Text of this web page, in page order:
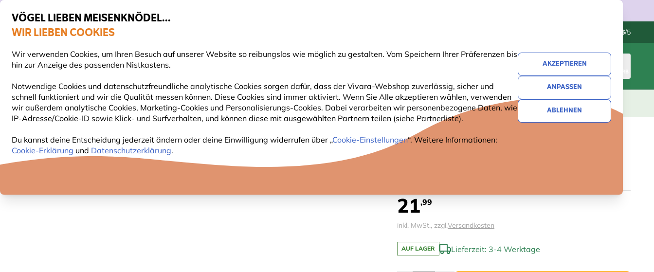
VÖGEL LIEBEN MEISENKNÖDEL...
WIR LIEBEN COOKIES
Wir verwenden Cookies, um Ihren Besuch auf unserer Website so reibungslos wie möglich zu gestalten. Vom Speichern Ihrer Präferenzen bis
hin zur Anzeige des passenden Nistkastens.
Notwendige Cookies und datenschutzfreundliche analytische Cookies sorgen dafür, dass der Vivara-Webshop zuverlässig, sicher und
schnell funktioniert und wir die Qualität messen können. Diese Cookies sind immer aktiviert. Wenn Sie Alle akzeptieren wählen, verwenden
wir außerdem analytische Cookies, Marketing-Cookies und Personalisierungs-Cookies. Dabei verarbeiten wir personenbezogene Daten, wie
IP-Adresse/Cookie-ID sowie Klick- und Surfverhalten, und können diese mit ausgewählten Partnern teilen (siehe Partnerliste).
Du kannst deine Entscheidung jederzeit ändern oder deine Einwilligung widerrufen über „Cookie-Einstellungen“. Weitere Informationen:
Cookie-Erklärung und Datenschutzerklärung.
AKZEPTIEREN
ANPASSEN
ABLEHNEN
Top-bewertet in 11 Ländern
Gratis Versand ab 65 € 4.6/5
Suche
WARENKORB
VOGELFUTTER FUTTERHÄUSER NISTKÄSTEN GARTENTIERE PFLANZEN NATURBEOBACHTUNG GESCHENKE NEUHEITEN ANGEBOTE
21,99
inkl. MwSt., zzgl.Versandkosten
AUF LAGER Lieferzeit: 3-4 Werktage